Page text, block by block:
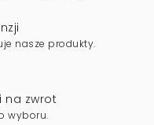
nasze produkty.
na zwrot
wyboru.